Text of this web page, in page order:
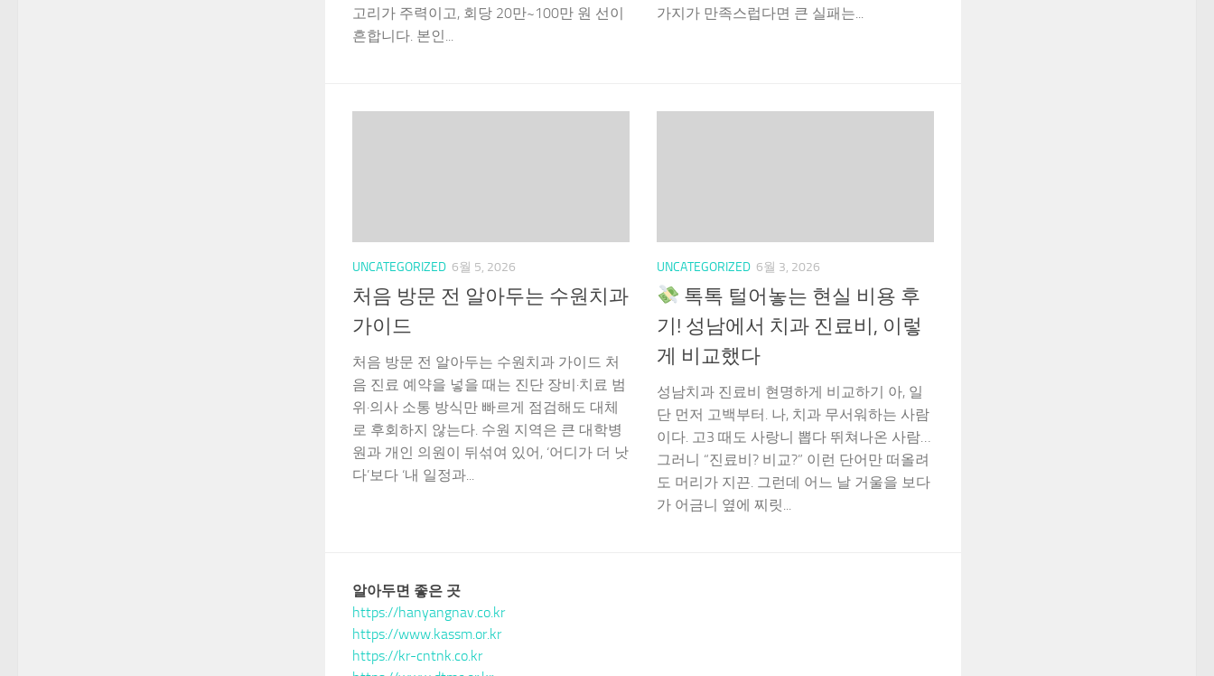
고리가 주력이고, 회당 20만~100만 원 선이
흔합니다. 본인...
가지가 만족스럽다면 큰 실패는...
UNCATEGORIZED 6월 5, 2026
처음 방문 전 알아두는 수원치과
가이드
처음 방문 전 알아두는 수원치과 가이드 처
음 진료 예약을 넣을 때는 진단 장비·치료 범
위·의사 소통 방식만 빠르게 점검해도 대체
로 후회하지 않는다. 수원 지역은 큰 대학병
원과 개인 의원이 뒤섞여 있어, ‘어디가 더 낫
다’보다 ‘내 일정과...
UNCATEGORIZED 6월 3, 2026
톡톡 털어놓는 현실 비용 후
기! 성남에서 치과 진료비, 이렇
게 비교했다
성남치과 진료비 현명하게 비교하기 아, 일
단 먼저 고백부터. 나, 치과 무서워하는 사람
이다. 고3 때도 사랑니 뽑다 뛰쳐나온 사람…
그러니 “진료비? 비교?” 이런 단어만 떠올려
도 머리가 지끈. 그런데 어느 날 거울을 보다
가 어금니 옆에 찌릿...
알아두면 좋은 곳
https://hanyangnav.co.kr
https://www.kassm.or.kr
https://kr-cntnk.co.kr